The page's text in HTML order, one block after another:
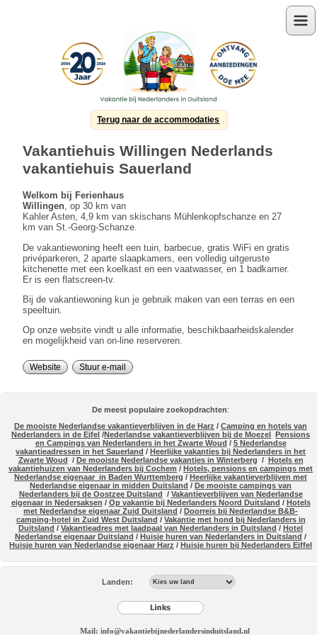
Menu
Terug naar de accommodaties
Vakantiehuis Willingen Nederlands
vakantiehuis Sauerland
Welkom bij Ferienhaus
Willingen, op 30 km van
Kahler Asten, 4,9 km van skischans Mühlenkopfschanze en 27
km van St.-Georg-Schanze.
De vakantiewoning heeft een tuin, barbecue, gratis WiFi en gratis
privéparkeren, 2 aparte slaapkamers, een volledig uitgeruste
kitchenette met een koelkast en een vaatwasser, en 1 badkamer.
Er is een flatscreen-tv.
Bij de vakantiewoning kun je gebruik maken van een terras en een
speeltuin.
Op onze website vindt u alle informatie, beschikbaarheidskalender
en mogelijkheid van on-line reserveren.
Website Stuur e-mail
De meest populaire zoekopdrachten:
De mooiste Nederlandse vakantieverblijven in de Harz /Camping en hotels van
Nederlanders in de Eifel /Nederlandse vakantieverblijven bij de Moezel Pensions
en Campings van Nederlanders in het Zwarte Woud / 5 Nederlandse
vakantieadressen in het Sauerland /Heerlijke vakanties bij Nederlanders in het
Zwarte Woud / De mooiste Nederlandse vakanties in Winterberg / Hotels en
vakantiehuizen van Nederlanders bij Cochem /Hotels, pensions en campings met
Nederlandse eigenaar in Baden Wurttemberg /Heerlijke vakantieverblijven met
Nederlandse eigenaar in midden Duitsland /De mooiste campings van
Nederlanders bij de Oostzee Duitsland / Vakantieverblijven van Nederlandse
eigenaar in Nedersaksen / Op vakantie bij Nederlanders Noord Duitsland / Hotels
met Nederlandse eigenaar Zuid Duitsland /Doorreis bij Nederlandse B&B-
camping-hotel in Zuid West Duitsland / Vakantie met hond bij Nederlanders in
Duitsland /Vakantieadres met laadpaal van Nederlanders in Duitsland /Hotel
Nederlandse eigenaar Duitsland /Huisje huren van Nederlanders in Duitsland /
Huisje huren van Nederlandse eigenaar Harz /Huisje huren bij Nederlanders Eiffel
Landen:
Mail: info@vakantiebijnederlandersinduitsland.nl